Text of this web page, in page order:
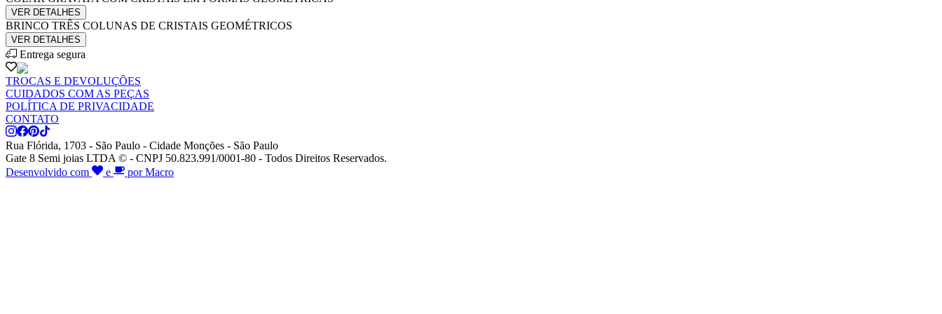
VER DETALHES
BRINCO TRÊS COLUNAS DE CRISTAIS GEOMÉTRICOS
VER DETALHES
Entrega segura
TROCAS E DEVOLUÇÕES
CUIDADOS COM AS PEÇAS
POLÍTICA DE PRIVACIDADE
CONTATO
Rua Flórida, 1703 - São Paulo - Cidade Monções - São Paulo
Gate 8 Semi joias LTDA © - CNPJ 50.823.991/0001-80 - Todos Direitos Reservados.
Desenvolvido com
e por Macro